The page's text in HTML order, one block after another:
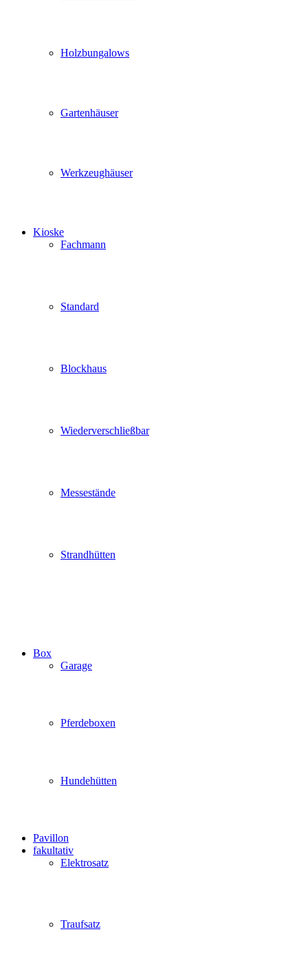
Holzbungalows
Gartenhäuser
Werkzeughäuser
Kioske
Fachmann
Standard
Blockhaus
Wiederverschließbar
Messestände
Strandhütten
Box
Garage
Pferdeboxen
Hundehütten
Pavillon
fakultativ
Elektrosatz
Traufsatz